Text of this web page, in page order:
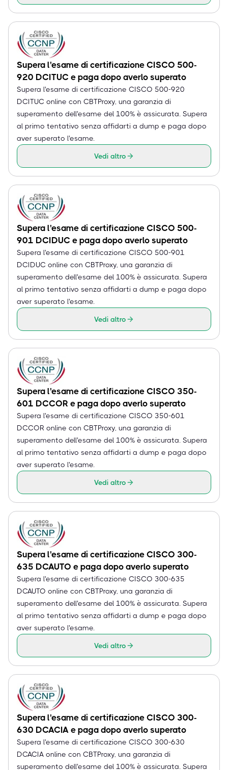
Supera l'esame di certificazione CISCO 500-
920 DCITUC e paga dopo averlo superato
Supera l'esame di certificazione CISCO 500-920
DCITUC online con CBTProxy, una garanzia di
superamento dell'esame del 100% è assicurata. Supera
al primo tentativo senza affidarti a dump e paga dopo
aver superato l'esame.
Vedi altro
Supera l'esame di certificazione CISCO 500-
901 DCIDUC e paga dopo averlo superato
Supera l'esame di certificazione CISCO 500-901
DCIDUC online con CBTProxy, una garanzia di
superamento dell'esame del 100% è assicurata. Supera
al primo tentativo senza affidarti a dump e paga dopo
aver superato l'esame.
Vedi altro
Supera l'esame di certificazione CISCO 350-
601 DCCOR e paga dopo averlo superato
Supera l'esame di certificazione CISCO 350-601
DCCOR online con CBTProxy, una garanzia di
superamento dell'esame del 100% è assicurata. Supera
al primo tentativo senza affidarti a dump e paga dopo
aver superato l'esame.
Vedi altro
Supera l'esame di certificazione CISCO 300-
635 DCAUTO e paga dopo averlo superato
Supera l'esame di certificazione CISCO 300-635
DCAUTO online con CBTProxy, una garanzia di
superamento dell'esame del 100% è assicurata. Supera
al primo tentativo senza affidarti a dump e paga dopo
aver superato l'esame.
Vedi altro
Supera l'esame di certificazione CISCO 300-
630 DCACIA e paga dopo averlo superato
Supera l'esame di certificazione CISCO 300-630
DCACIA online con CBTProxy, una garanzia di
superamento dell'esame del 100% è assicurata. Supera